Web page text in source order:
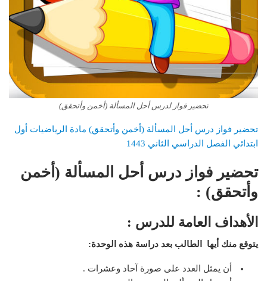
تحضير فواز لدرس أحل المسألة (أخمن وأتحقق)
تحضير فواز درس أحل المسألة (أخمن وأتحقق) مادة الرياضيات أول
ابتدائي الفصل الدراسي الثاني 1443
تحضير فواز درس أحل المسألة (أخمن
وأتحقق) :
الأهداف العامة للدرس :
يتوقع منك أيها الطالب بعد دراسة هذه الوحدة:
أن يمثل العدد على صورة آحاد وعشرات .